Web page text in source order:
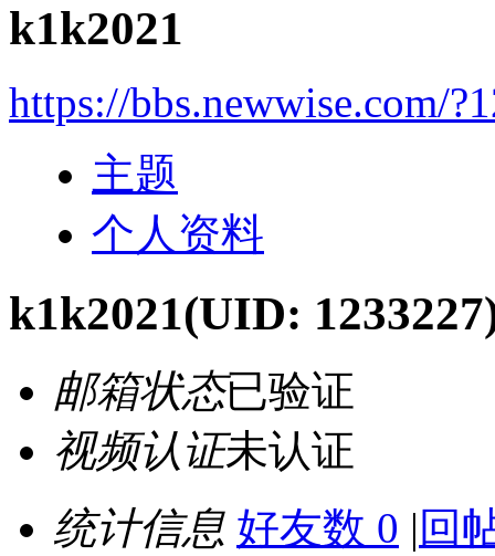
k1k2021
https://bbs.newwise.com/
主题
个人资料
k1k2021(UID:
邮箱状态已验证
视频认证未认证
统计信息 好友数 0 | 回